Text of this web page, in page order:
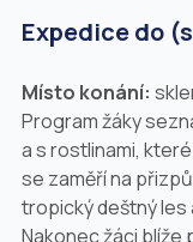
Expedice do
Místo konání:
Program žáky
a s rostlinami,
se zaměří na
tropický deštný les
Nakonec žáci blíže